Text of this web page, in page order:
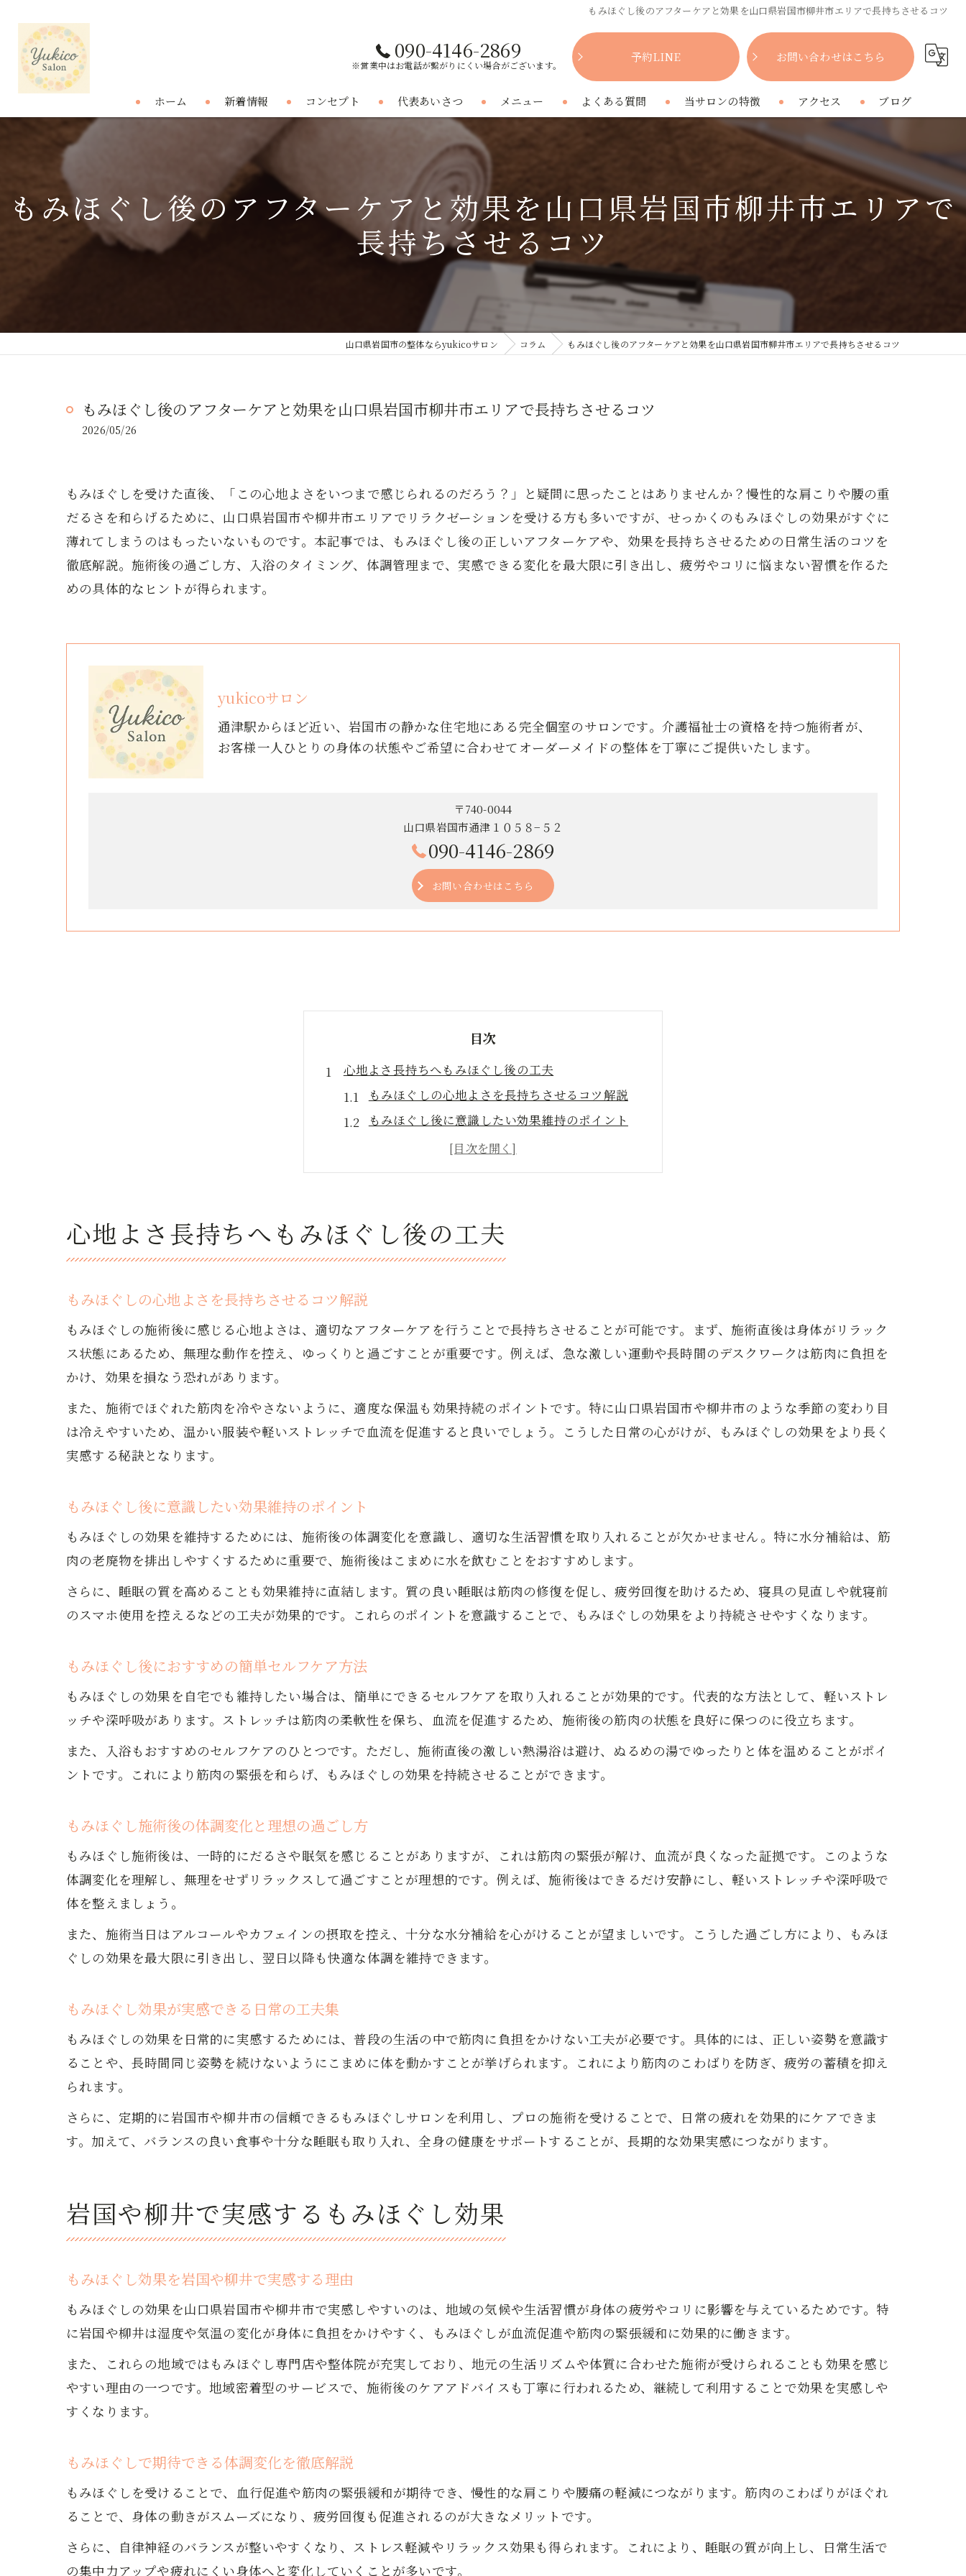
もみほぐし後のアフターケアと効果を山口県岩国市柳井市エリアで長持ちさせるコツ
090-4146-2869
※営業中はお電話が繋がりにくい場合がございます。
予約LINE お問い合わせはこちら
ホーム 新着情報 コンセプト 代表あいさつ メニュー よくある質問 当サロンの特徴
腰痛
プライベートサロン
アクセス ブログ
コラム
もみほぐし後のアフターケアと効果を山口県岩国市柳井市エリアで
長持ちさせるコツ
山口県岩国市の整体ならyukicoサロン コラム もみほぐし後のアフターケアと効果を山口県岩国市柳井市エリアで長持ちさせるコツ
もみほぐし後のアフターケアと効果を山口県岩国市柳井市エリアで長持ちさせるコツ
2026/05/26
もみほぐしを受けた直後、「この心地よさをいつまで感じられるのだろう？」と疑問に思ったことはありませんか？慢性的な肩こりや腰の重
だるさを和らげるために、山口県岩国市や柳井市エリアでリラクゼーションを受ける方も多いですが、せっかくのもみほぐしの効果がすぐに
薄れてしまうのはもったいないものです。本記事では、もみほぐし後の正しいアフターケアや、効果を長持ちさせるための日常生活のコツを
徹底解説。施術後の過ごし方、入浴のタイミング、体調管理まで、実感できる変化を最大限に引き出し、疲労やコリに悩まない習慣を作るた
めの具体的なヒントが得られます。
yukicoサロン
通津駅からほど近い、岩国市の静かな住宅地にある完全個室のサロンです。介護福祉士の資格を持つ施術者が、
お客様一人ひとりの身体の状態やご希望に合わせてオーダーメイドの整体を丁寧にご提供いたします。
〒740-0044
山口県岩国市通津１０５８−５２
090-4146-2869
お問い合わせはこちら
目次
心地よさ長持ちへもみほぐし後の工夫
もみほぐしの心地よさを長持ちさせるコツ解説
もみほぐし後に意識したい効果維持のポイント
もみほぐし後におすすめの簡単セルフケア方法
もみほぐし施術後の体調変化と理想の過ごし方
岩国や柳井で実感するもみほぐし効果
もみほぐし効果を岩国や柳井で実感する理由
もみほぐしは慢性的な疲れやコリにどう効く？
もみほぐしの効果が高い人の共通点とは
もみほぐし施術後におすすめの生活習慣とは
もみほぐし効果を高める日常ケアの基本
もみほぐしの効果を維持する習慣づくりのコツ
もみほぐし後の適切な休息と睡眠確保の重要性
もみほぐしを受ける人へのおすすめ習慣
もみほぐし習慣を続けるコツと頻度の目安
もみほぐしが向いている人の特徴を解説
もみほぐし前後で心がけたい行動ポイント
もみほぐしと他のマッサージ施術の違い比較
体調維持に役立つアフターケアの方法
もみほぐし後の体調維持に大切なアフターケア
もみほぐしの効果を支える毎日のケア術
もみほぐし効果を維持するための簡単セルフケア
もみほぐし後のアフターケアQ&Aまとめ
心地よさ長持ちへもみほぐし後の工夫
もみほぐしの心地よさを長持ちさせるコツ解説
もみほぐしの施術後に感じる心地よさは、適切なアフターケアを行うことで長持ちさせることが可能です。まず、施術直後は身体がリラック
ス状態にあるため、無理な動作を控え、ゆっくりと過ごすことが重要です。例えば、急な激しい運動や長時間のデスクワークは筋肉に負担を
かけ、効果を損なう恐れがあります。
また、施術でほぐれた筋肉を冷やさないように、適度な保温も効果持続のポイントです。特に山口県岩国市や柳井市のような季節の変わり目
は冷えやすいため、温かい服装や軽いストレッチで血流を促進すると良いでしょう。こうした日常の心がけが、もみほぐしの効果をより長く
実感する秘訣となります。
もみほぐし後に意識したい効果維持のポイント
もみほぐしの効果を維持するためには、施術後の体調変化を意識し、適切な生活習慣を取り入れることが欠かせません。特に水分補給は、筋
肉の老廃物を排出しやすくするために重要で、施術後はこまめに水を飲むことをおすすめします。
さらに、睡眠の質を高めることも効果維持に直結します。質の良い睡眠は筋肉の修復を促し、疲労回復を助けるため、寝具の見直しや就寝前
のスマホ使用を控えるなどの工夫が効果的です。これらのポイントを意識することで、もみほぐしの効果をより持続させやすくなります。
もみほぐし後におすすめの簡単セルフケア方法
もみほぐしの効果を自宅でも維持したい場合は、簡単にできるセルフケアを取り入れることが効果的です。代表的な方法として、軽いストレ
ッチや深呼吸があります。ストレッチは筋肉の柔軟性を保ち、血流を促進するため、施術後の筋肉の状態を良好に保つのに役立ちます。
また、入浴もおすすめのセルフケアのひとつです。ただし、施術直後の激しい熱湯浴は避け、ぬるめの湯でゆったりと体を温めることがポイ
ントです。これにより筋肉の緊張を和らげ、もみほぐしの効果を持続させることができます。
もみほぐし施術後の体調変化と理想の過ごし方
もみほぐし施術後は、一時的にだるさや眠気を感じることがありますが、これは筋肉の緊張が解け、血流が良くなった証拠です。このような
体調変化を理解し、無理をせずリラックスして過ごすことが理想的です。例えば、施術後はできるだけ安静にし、軽いストレッチや深呼吸で
体を整えましょう。
また、施術当日はアルコールやカフェインの摂取を控え、十分な水分補給を心がけることが望ましいです。こうした過ごし方により、もみほ
ぐしの効果を最大限に引き出し、翌日以降も快適な体調を維持できます。
もみほぐし効果が実感できる日常の工夫集
もみほぐしの効果を日常的に実感するためには、普段の生活の中で筋肉に負担をかけない工夫が必要です。具体的には、正しい姿勢を意識す
ることや、長時間同じ姿勢を続けないようにこまめに体を動かすことが挙げられます。これにより筋肉のこわばりを防ぎ、疲労の蓄積を抑え
られます。
さらに、定期的に岩国市や柳井市の信頼できるもみほぐしサロンを利用し、プロの施術を受けることで、日常の疲れを効果的にケアできま
す。加えて、バランスの良い食事や十分な睡眠も取り入れ、全身の健康をサポートすることが、長期的な効果実感につながります。
岩国や柳井で実感するもみほぐし効果
もみほぐし効果を岩国や柳井で実感する理由
もみほぐしの効果を山口県岩国市や柳井市で実感しやすいのは、地域の気候や生活習慣が身体の疲労やコリに影響を与えているためです。特
に岩国や柳井は湿度や気温の変化が身体に負担をかけやすく、もみほぐしが血流促進や筋肉の緊張緩和に効果的に働きます。
また、これらの地域ではもみほぐし専門店や整体院が充実しており、地元の生活リズムや体質に合わせた施術が受けられることも効果を感じ
やすい理由の一つです。地域密着型のサービスで、施術後のケアアドバイスも丁寧に行われるため、継続して利用することで効果を実感しや
すくなります。
もみほぐしで期待できる体調変化を徹底解説
もみほぐしを受けることで、血行促進や筋肉の緊張緩和が期待でき、慢性的な肩こりや腰痛の軽減につながります。筋肉のこわばりがほぐれ
ることで、身体の動きがスムーズになり、疲労回復も促進されるのが大きなメリットです。
さらに、自律神経のバランスが整いやすくなり、ストレス軽減やリラックス効果も得られます。これにより、睡眠の質が向上し、日常生活で
の集中力アップや疲れにくい身体へと変化していくことが多いです。